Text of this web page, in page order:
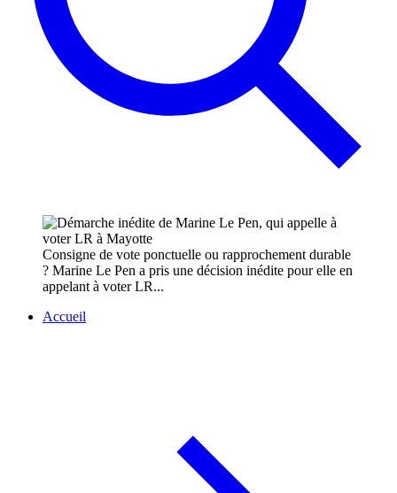
Consigne de vote ponctuelle ou rapprochement durable
? Marine Le Pen a pris une décision inédite pour elle en
appelant à voter LR...
Accueil